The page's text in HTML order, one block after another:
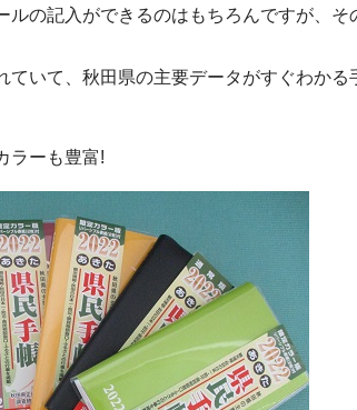
ルの記入ができるのはもちろんですが、そ
ていて、秋田県の主要データがすぐわかる
ラーも豊富!